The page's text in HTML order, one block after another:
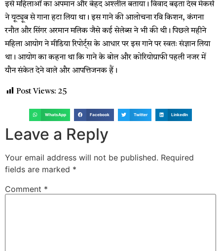
इसे महिलाओं का अपमान और बेहद अश्लील बताया। विवाद बढ़ता देख मेकर्स
ने यूट्यूब से गाना हटा लिया था। इस गाने की आलोचना रवि किशन, कंगना
रनौत और सिंगर अरमान मलिक जैसे कई सेलेब्स ने भी की थी। पिछले महीने
महिला आयोग ने मीडिया रिपोर्ट्स के आधार पर इस गाने पर स्वतः संज्ञान लिया
था। आयोग का कहना था कि गाने के बोल और कोरियोग्राफी पहली नजर में
यौन संकेत देने वाले और आपत्तिजनक हैं।
Post Views: 25
WhatsApp Facebook Twitter LinkedIn
Leave a Reply
Your email address will not be published. Required
fields are marked *
Comment *